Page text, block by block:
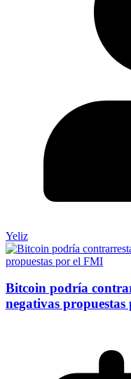
Yeliz
Bitcoin podría
negativas